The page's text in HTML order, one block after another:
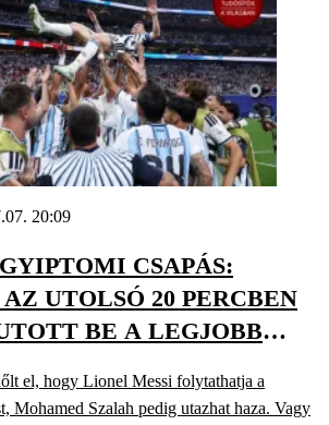
20:09
CSAPÁS:
UTOLSÓ 20 PERCBEN
BE A LEGJOBB
el, hogy Lionel Messi folytathatja a
Mohamed Szalah pedig utazhat haza. Vagy